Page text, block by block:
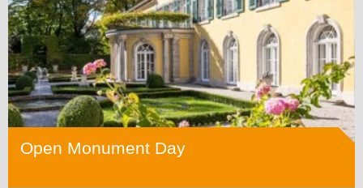
Open Monument Day